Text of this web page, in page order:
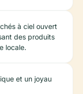
à ciel ouvert
des produits
locale.
et un joyau